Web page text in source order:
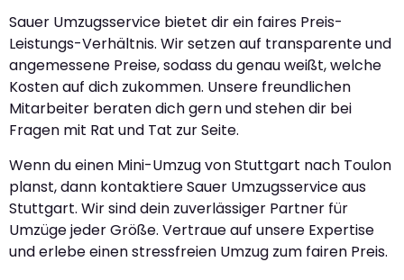
Sauer Umzugsservice bietet dir ein faires Preis-
Leistungs-Verhältnis. Wir setzen auf transparente und
angemessene Preise, sodass du genau weißt, welche
Kosten auf dich zukommen. Unsere freundlichen
Mitarbeiter beraten dich gern und stehen dir bei
Fragen mit Rat und Tat zur Seite.
Wenn du einen Mini-Umzug von Stuttgart nach Toulon
planst, dann kontaktiere Sauer Umzugsservice aus
Stuttgart. Wir sind dein zuverlässiger Partner für
Umzüge jeder Größe. Vertraue auf unsere Expertise
und erlebe einen stressfreien Umzug zum fairen Preis.